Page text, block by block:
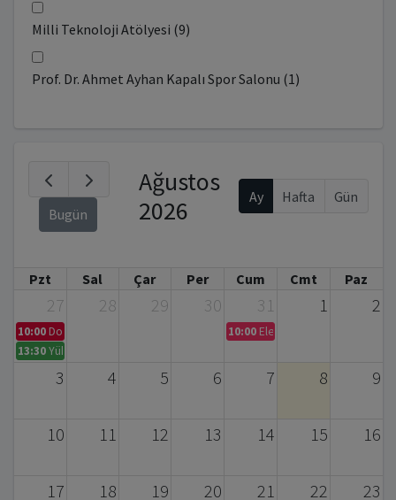
Milli Teknoloji Atölyesi (9)
Prof. Dr. Ahmet Ayhan Kapalı Spor Salonu (1)
Bugün
Ağustos
2026
Ay Hafta Gün
Pzt Sal Çar Per Cum Cmt Paz
27 28 29 30 31 1 2
10:00 Doktora Tez Savunma Sınavı Daveti – Serpil BAYRAKTAR
10:00 Elementel Analiz ve CHNS
13:30 Yüksek Lisans Tez Savunması
3 4 5 6 7 8 9
10 11 12 13 14 15 16
17 18 19 20 21 22 23